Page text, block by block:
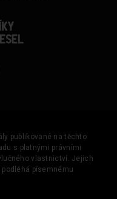
publikované na těchto
s platnými právními
vlastnictví. Jejich
písemnému